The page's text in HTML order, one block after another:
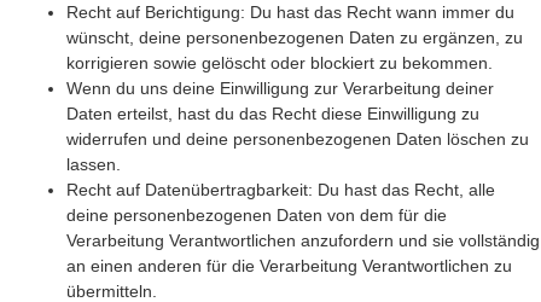
Recht auf Berichtigung: Du hast das Recht wann immer du
wünscht, deine personenbezogenen Daten zu ergänzen, zu
korrigieren sowie gelöscht oder blockiert zu bekommen.
Wenn du uns deine Einwilligung zur Verarbeitung deiner
Daten erteilst, hast du das Recht diese Einwilligung zu
widerrufen und deine personenbezogenen Daten löschen zu
lassen.
Recht auf Datenübertragbarkeit: Du hast das Recht, alle
deine personenbezogenen Daten von dem für die
Verarbeitung Verantwortlichen anzufordern und sie vollständig
an einen anderen für die Verarbeitung Verantwortlichen zu
übermitteln.